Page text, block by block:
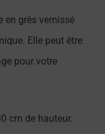
en grès vernissé
Elle peut être
pour votre
cm de hauteur.